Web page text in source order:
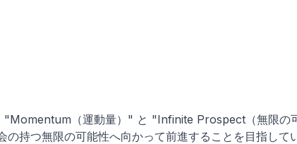
（運動量）" と "Infinite Prospect（無限の
持つ無限の可能性へ向かって前進することを目指して